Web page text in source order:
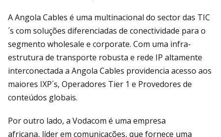
A Angola Cables é uma multinacional do sector das TIC
´s com soluções diferenciadas de conectividade para o
segmento wholesale e corporate. Com uma infra-
estrutura de transporte robusta e rede IP altamente
interconectada a Angola Cables providencia acesso aos
maiores IXP´s, Operadores Tier 1 e Provedores de
conteúdos globais.
Por outro lado, a Vodacom é uma empresa
africana, líder em comunicações, que fornece uma